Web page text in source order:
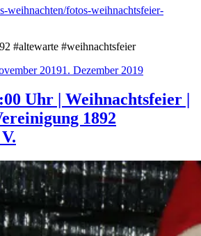
weihnachten/fotos-weihnachtsfeier-
#altewarte #weihnachtsfeier
20191. Dezember 2019
Uhr | Weihnachtsfeier |
1892